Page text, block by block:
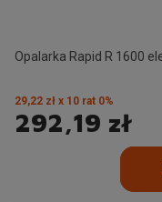
Opalarka Rapid R 1600
292,19 zł
29,22 zł x 10 rat 0%